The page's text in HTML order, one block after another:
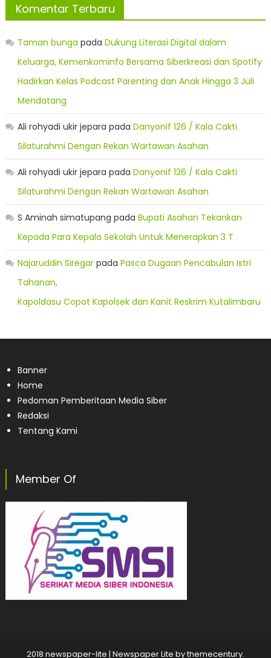
Komentar Terbaru
Taman bunga pada Dukung Literasi Digital dalam
Keluarga, Kemenkominfo Bersama Siberkreasi dan Spotify
Hadirkan Kelas Podcast Parenting dan Anak Hingga 3 Juli
Mendatang
Ali rohyadi ukir jepara pada Danyonif 126 / Kala Cakti
Silaturahmi Dengan Rekan Wartawan Asahan
Ali rohyadi ukir jepara pada Danyonif 126 / Kala Cakti
Silaturahmi Dengan Rekan Wartawan Asahan
S Aminah simatupang pada Bupati Asahan Tekankan
Kepada Para Kepala Sekolah Untuk Menerapkan 3 T
Najaruddin Siregarpada Pasca Dugaan Pencabulan Istri
Tahanan,
Kapoldasu Copot Kapolsek dan Kanit Reskrim Kutalimbaru
Banner
Home
Pedoman Pemberitaan Media Siber
Redaksi
Tentang Kami
Member Of
2018 newspaper-lite | Newspaper Lite bythemecentury.